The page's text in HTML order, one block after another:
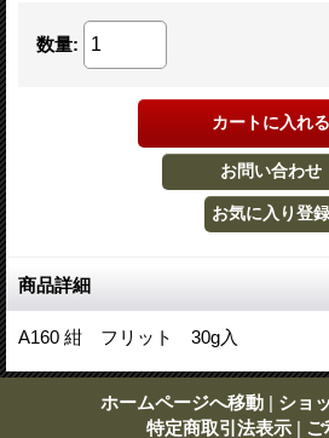
数量:
商品詳細
A160 紺 フリット 30g入
ホームページへ移動 | ショ
特定商取引法表示 | ご